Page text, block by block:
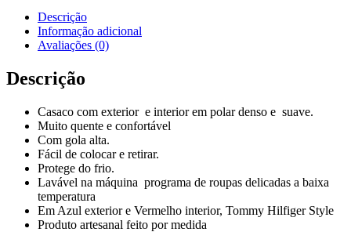
Descrição
Informação adicional
Avaliações (0)
Descrição
Casaco com exterior e interior em polar denso e suave.
Muito quente e confortável
Com gola alta.
Fácil de colocar e retirar.
Protege do frio.
Lavável na máquina programa de roupas delicadas a baixa
temperatura
Em Azul exterior e Vermelho interior, Tommy Hilfiger Style
Produto artesanal feito por medida